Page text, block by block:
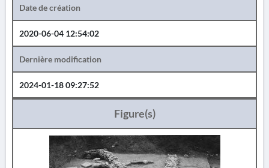
Date de création
2020-06-04 12:54:02
Dernière modification
2024-01-18 09:27:52
Figure(s)